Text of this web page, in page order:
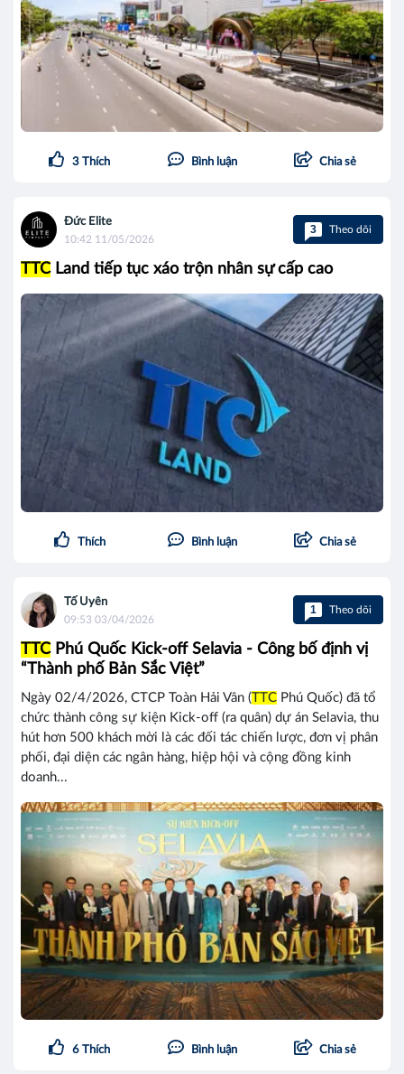
3 Thích Bình luận Chia sẻ
Đức Elite
10:42 11/05/2026
3 Theo dõi
TTCLand tiếp tục xáo trộn nhân sự cấp cao
Thích Bình luận Chia sẻ
Tố Uyên
09:53 03/04/2026
1 Theo dõi
TTCPhú Quốc Kick-off Selavia - Công bố định vị
“Thành phố Bản Sắc Việt”
Ngày 02/4/2026, CTCP Toàn Hải Vân (TTC Phú Quốc) đã tổ
chức thành công sự kiện Kick-off (ra quân) dự án Selavia, thu
hút hơn 500 khách mời là các đối tác chiến lược, đơn vị phân
phối, đại diện các ngân hàng, hiệp hội và cộng đồng kinh
doanh...
6 Thích Bình luận Chia sẻ